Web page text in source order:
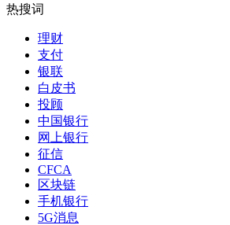
热搜词
理财
支付
银联
白皮书
投顾
中国银行
网上银行
征信
CFCA
区块链
手机银行
5G消息